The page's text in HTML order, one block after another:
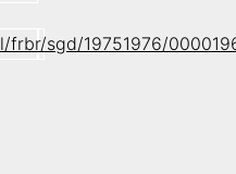
sgd/19751976/